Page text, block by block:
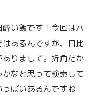
い飯です！今回は八
あるんですが、日比
りまして。折角だか
なと思って検索して
ぱいあるんですね